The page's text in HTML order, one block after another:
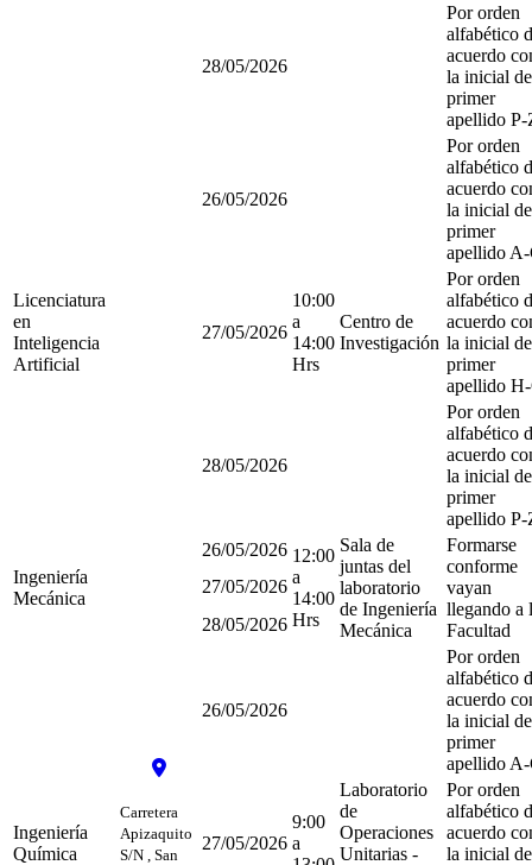
Carretera
Apizaquito
S/N , San
28/05/2026
Por orden
alfabético
acuerdo
la inicial
primer
apellido P-
Licenciatura
en
Inteligencia
Artificial
26/05/2026
10:00
a
14:00
Hrs
Centro de
Investigación
Por orden
alfabético
acuerdo
la inicial
primer
apellido
27/05/2026
Por orden
alfabético
acuerdo
la inicial
primer
apellido
28/05/2026
Por orden
alfabético
acuerdo
la inicial
primer
apellido P-
Ingeniería
Mecánica
26/05/2026 12:00
a
14:00
Hrs
Sala de
juntas del
laboratorio
de Ingeniería
Mecánica
Formarse
conforme
vayan
llegando a
Facultad
27/05/2026
28/05/2026
Ingeniería
Química
26/05/2026
9:00
a
Laboratorio
de
Operaciones
Unitarias -
Por orden
alfabético
acuerdo
la inicial
primer
apellido
27/05/2026
Por orden
alfabético
acuerdo
la inicial